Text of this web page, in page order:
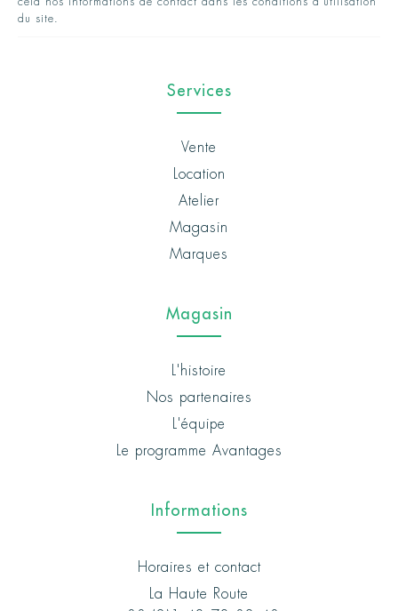
du site.
Services
Vente
Location
Atelier
Magasin
Marques
Magasin
L'histoire
Nos partenaires
L'équipe
Le programme Avantages
Informations
Horaires et contact
La Haute Route